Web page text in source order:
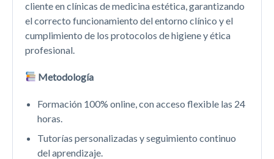
cliente en clínicas de medicina estética, garantizando
el correcto funcionamiento del entorno clínico y el
cumplimiento de los protocolos de higiene y ética
profesional.
Metodología
Formación 100% online, con acceso flexible las 24
horas.
Tutorías personalizadas y seguimiento continuo
del aprendizaje.